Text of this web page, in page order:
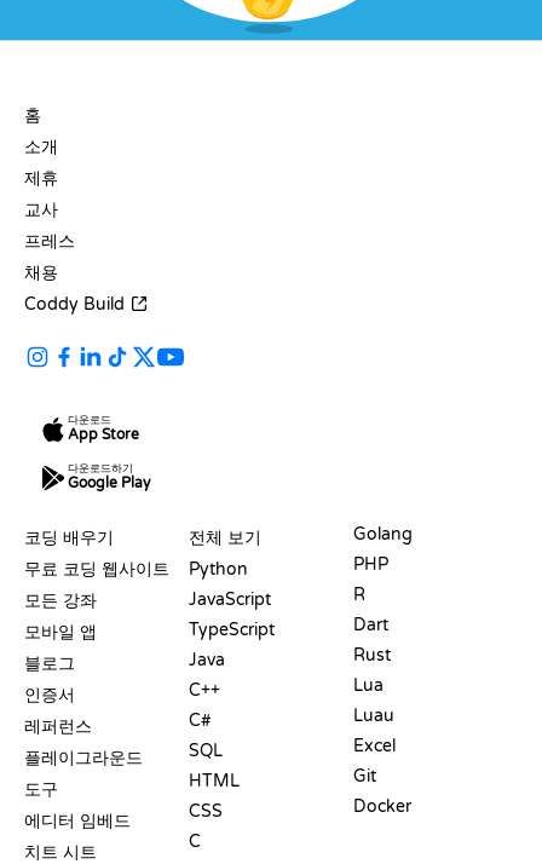
홈
소개
제휴
교사
프레스
채용
Coddy Build
다운로드
App Store
다운로드하기
Google Play
코딩 배우기
무료 코딩 웹사이트
모든 강좌
모바일 앱
블로그
인증서
레퍼런스
플레이그라운드
도구
에디터 임베드
치트 시트
전체 보기
Python
JavaScript
TypeScript
Java
C++
C#
SQL
HTML
CSS
C
Golang
PHP
R
Dart
Rust
Lua
Luau
Excel
Git
Docker